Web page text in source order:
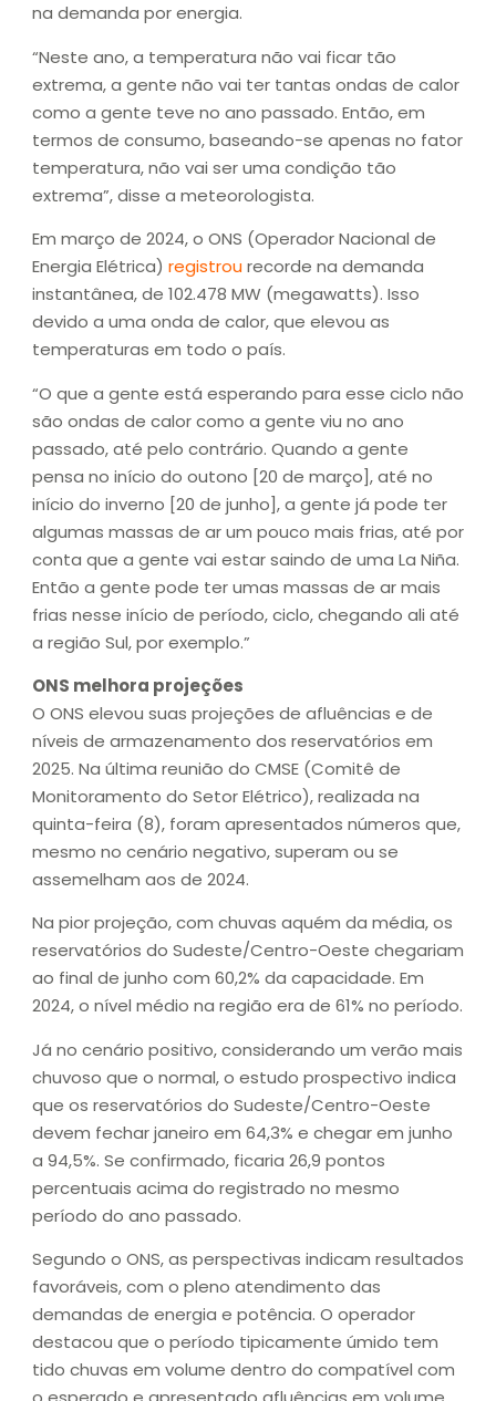
na demanda por energia.
“Neste ano, a temperatura não vai ficar tão
extrema, a gente não vai ter tantas ondas de calor
como a gente teve no ano passado. Então, em
termos de consumo, baseando-se apenas no fator
temperatura, não vai ser uma condição tão
extrema”, disse a meteorologista.
Em março de 2024, o ONS (Operador Nacional de
Energia Elétrica) registrourecorde na demanda
instantânea, de 102.478 MW (megawatts). Isso
devido a uma onda de calor, que elevou as
temperaturas em todo o país.
“O que a gente está esperando para esse ciclo não
são ondas de calor como a gente viu no ano
passado, até pelo contrário. Quando a gente
pensa no início do outono [20 de março], até no
início do inverno [20 de junho], a gente já pode ter
algumas massas de ar um pouco mais frias, até por
conta que a gente vai estar saindo de uma La Niña.
Então a gente pode ter umas massas de ar mais
frias nesse início de período, ciclo, chegando ali até
a região Sul, por exemplo.”
ONS melhora projeções
O ONS elevou suas projeções de afluências e de
níveis de armazenamento dos reservatórios em
2025. Na última reunião do CMSE (Comitê de
Monitoramento do Setor Elétrico), realizada na
quinta-feira (8), foram apresentados números que,
mesmo no cenário negativo, superam ou se
assemelham aos de 2024.
Na pior projeção, com chuvas aquém da média, os
reservatórios do Sudeste/Centro-Oeste chegariam
ao final de junho com 60,2% da capacidade. Em
2024, o nível médio na região era de 61% no período.
Já no cenário positivo, considerando um verão mais
chuvoso que o normal, o estudo prospectivo indica
que os reservatórios do Sudeste/Centro-Oeste
devem fechar janeiro em 64,3% e chegar em junho
a 94,5%. Se confirmado, ficaria 26,9 pontos
percentuais acima do registrado no mesmo
período do ano passado.
Segundo o ONS, as perspectivas indicam resultados
favoráveis, com o pleno atendimento das
demandas de energia e potência. O operador
destacou que o período tipicamente úmido tem
tido chuvas em volume dentro do compatível com